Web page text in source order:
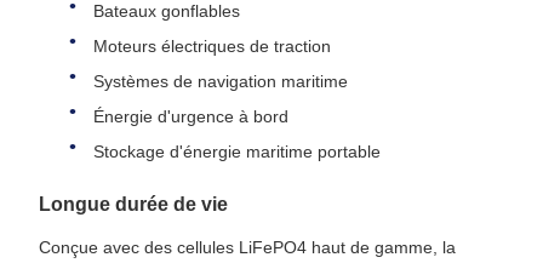
Bateaux gonflables
Moteurs électriques de traction
Systèmes de navigation maritime
Énergie d'urgence à bord
Stockage d'énergie maritime portable
Longue durée de vie
Conçue avec des cellules LiFePO4 haut de gamme, la